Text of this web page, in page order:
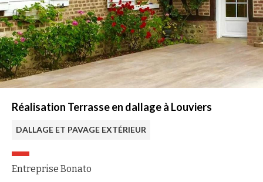
Réalisation Terrasse en dallage à Louviers
DALLAGE ET PAVAGE EXTÉRIEUR
Entreprise Bonato